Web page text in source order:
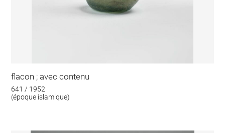
flacon ; avec contenu
641 / 1952
(époque islamique)